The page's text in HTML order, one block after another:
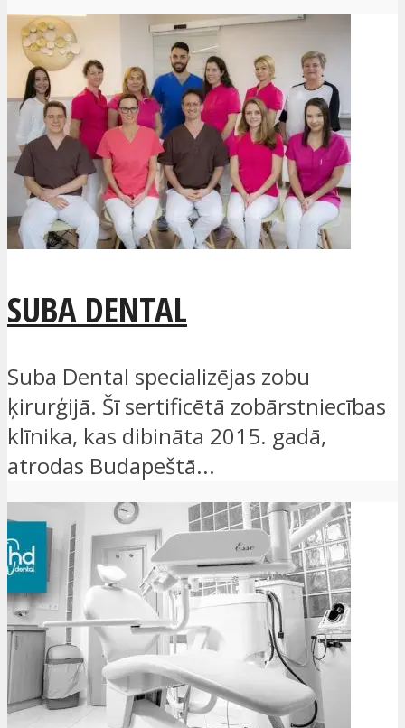
SUBA DENTAL
Suba Dental specializējas zobu
ķirurģijā. Šī sertificētā zobārstniecības
klīnika, kas dibināta 2015. gadā,
atrodas Budapeštā...